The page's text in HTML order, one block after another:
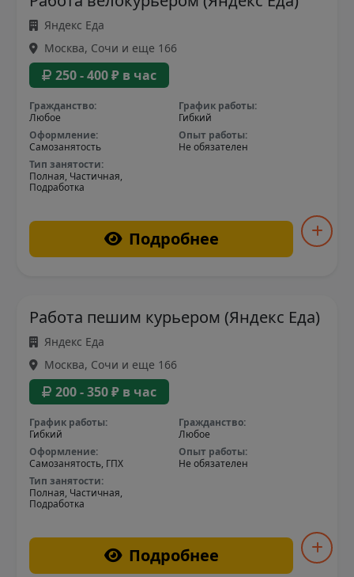
Яндекс Еда
Москва, Сочи и еще 166
250 - 400 ₽ в час
Гражданство:
Любое
График работы:
Гибкий
Оформление:
Самозанятость
Опыт работы:
Не обязателен
Тип занятости:
Полная, Частичная,
Подработка
Подробнее
Работа пешим курьером (Яндекс Еда)
Яндекс Еда
Москва, Сочи и еще 166
200 - 350 ₽ в час
График работы:
Гибкий
Гражданство:
Любое
Оформление:
Самозанятость, ГПХ
Опыт работы:
Не обязателен
Тип занятости:
Полная, Частичная,
Подработка
Подробнее